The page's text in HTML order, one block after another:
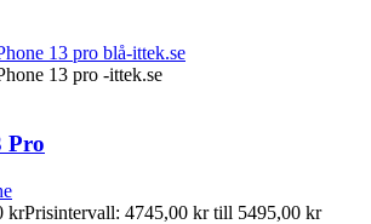
Pro
krPrisintervall: 4745,00 kr till 5495,00 kr